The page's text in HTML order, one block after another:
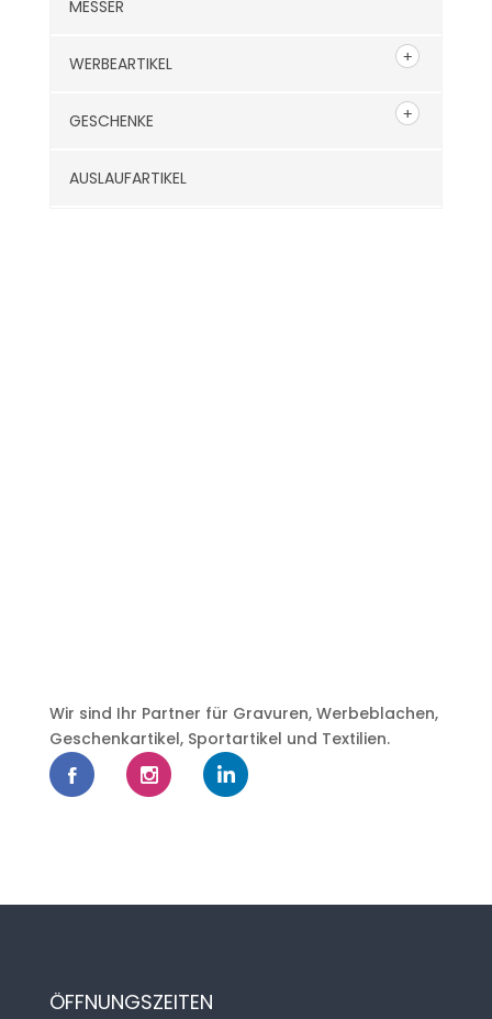
MESSER
WERBEARTIKEL
GESCHENKE
AUSLAUFARTIKEL
Wir sind Ihr Partner für Gravuren, Werbeblachen,
Geschenkartikel, Sportartikel und Textilien.
ÖFFNUNGSZEITEN